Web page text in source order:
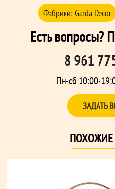
Фабрики: Garda Decor
Есть вопросы?
8 961
Пн-сб 10:00-
ЗАДАТЬ
ПОХОЖИЕ